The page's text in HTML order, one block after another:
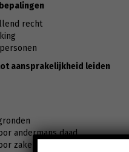
recht
aansprakelijkheid leiden
andermans daad
zaken